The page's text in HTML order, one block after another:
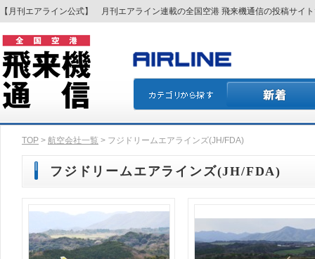
【月刊エアライン公式】 月刊エアライン連載の全国空港 飛来機通信の投稿サイ
TOP > 航空会社一覧 > フジドリームエアラインズ(JH/FDA)
フジドリームエアラインズ(JH/FDA)